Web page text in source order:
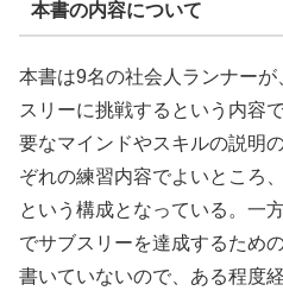
本書の内容について
本書は9名の社会人ランナー
スリーに挑戦するという内容
要なマインドやスキルの説明
ぞれの練習内容でよいところ
という構成となっている。一
でサブスリーを達成するため
書いていないので、ある程度